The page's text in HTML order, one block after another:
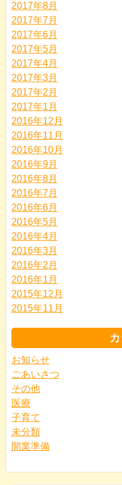
2017年8月
2017年7月
2017年6月
2017年5月
2017年4月
2017年3月
2017年2月
2017年1月
2016年12月
2016年11月
2016年10月
2016年9月
2016年8月
2016年7月
2016年6月
2016年5月
2016年4月
2016年3月
2016年2月
2016年1月
2015年12月
2015年11月
お知らせ
ごあいさつ
その他
医療
子育て
未分類
開業準備